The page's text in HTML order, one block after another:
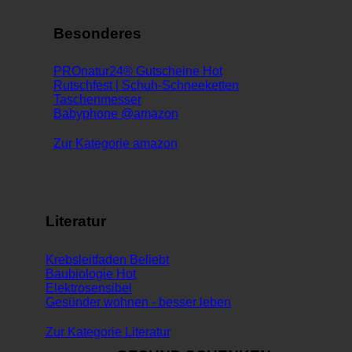
Besonderes
PROnatur24® Gutscheine
Rutschfest | Schuh-Schneeketten
Taschenmesser
Babyphone @amazon
Zur Kategorie amazon
Literatur
Krebsleitfaden
Baubiologie
Elektrosensibel
Gesünder wohnen - besser leben
Zur Kategorie Literatur